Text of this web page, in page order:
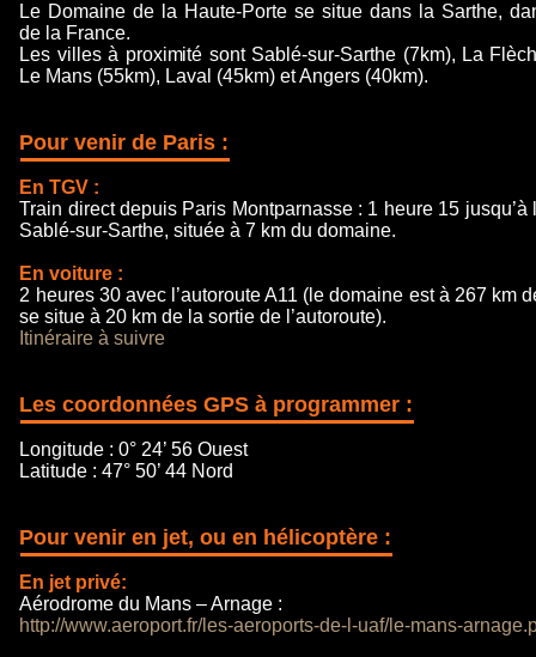
Le Domaine de la Haute-Porte se situe dans la Sarthe,
de la France.
Les villes à proximité sont Sablé-sur-Sarthe (7km), La
Le Mans (55km), Laval (45km) etAngers (40km).
Pour venir de Paris :
En TGV :
Train direct depuis Paris Montparnasse : 1 heure 15 jusqu’à
Sablé-sur-Sarthe, située à 7 km du domaine.
En voiture :
2 heures 30 avec l’autoroute A11 (le domaine est à 267 km
se situe à 20 km de la sortie de l’autoroute).
Itinéraire à suivre
Les coordonnées GPS à programmer :
Longitude : 0° 24’ 56 Ouest
Latitude : 47° 50’ 44 Nord
Pour venir en jet, ou en hélicoptère :
En jet privé:
Aérodrome du Mans – Arnage :
http://www.aeroport.fr/les-aeroports-de-l-uaf/le-mans-